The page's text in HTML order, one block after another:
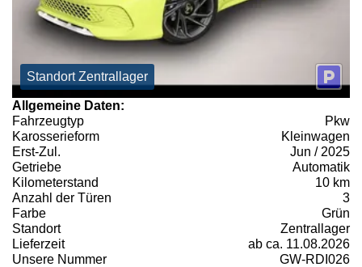
Standort Zentrallager
Allgemeine Daten:
Fahrzeugtyp
Pkw
Karosserieform
Kleinwagen
Erst-Zul.
Jun / 2025
Getriebe
Automatik
Kilometerstand
10 km
Anzahl der Türen
3
Farbe
Grün
Standort
Zentrallager
Lieferzeit
ab ca. 11.08.2026
Unsere Nummer
GW-RDI026